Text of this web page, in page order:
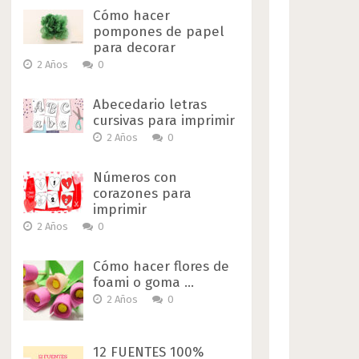
Cómo hacer
pompones de papel
para decorar
2 Años 0
Abecedario letras
cursivas para imprimir
2 Años 0
Números con
corazones para
imprimir
2 Años 0
Cómo hacer flores de
foami o goma …
2 Años 0
12 FUENTES 100%